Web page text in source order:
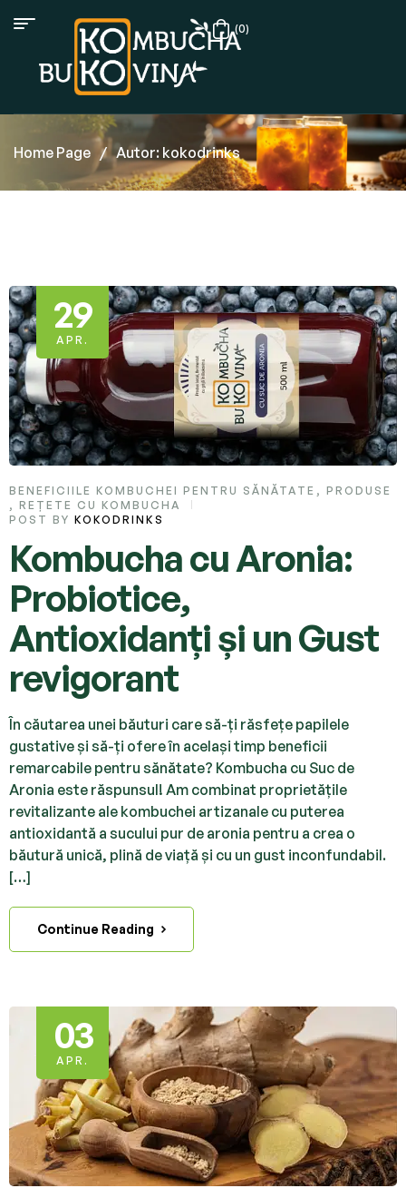
(0)
Home Page / Autor: kokodrinks
29
APR.
BENEFICIILE KOMBUCHEI PENTRU SĂNĂTATE , PRODUSE
, REȚETE CU KOMBUCHA
POST BY KOKODRINKS
Kombucha cu Aronia:
Probiotice,
Antioxidanți și un Gust
revigorant
În căutarea unei băuturi care să-ți răsfețe papilele
gustative și să-ți ofere în același timp beneficii
remarcabile pentru sănătate? Kombucha cu Suc de
Aronia este răspunsul! Am combinat proprietățile
revitalizante ale kombuchei artizanale cu puterea
antioxidantă a sucului pur de aronia pentru a crea o
băutură unică, plină de viață și cu un gust inconfundabil.
[…]
Continue Reading
03
APR.